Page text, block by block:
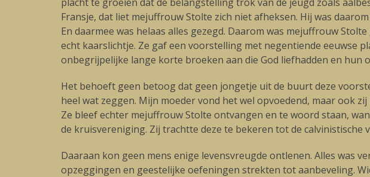
Fransje, dat liet mejuffrouw Stolte zich niet afheksen. Hij was
En daarmee was helaas alles gezegd. Daarom was mejuffrouw
echt kaarslichtje. Ze gaf een voorstelling met negentiende eeuwse
onbegrijpelijke lange korte broeken aan die God liefhadden en hun
Het behoeft geen betoog dat geen jongetje uit de buurt deze
heel wat zeggen. Mijn moeder vond het wel opvoedend, maar ook
Ze bleef echter mejuffrouw Stolte ontvangen en te woord staan,
de kruisvereniging. Zij trachtte deze te bekeren tot de
Daaraan kon geen mens enige levensvreugde ontlenen. Alles was
opzeggingen en geestelijke oefeningen strekten tot aanbeveling.